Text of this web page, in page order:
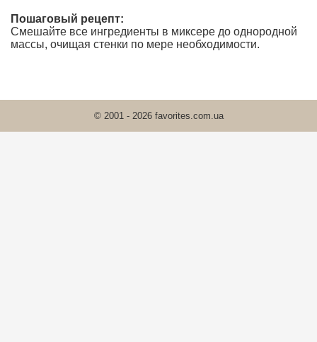
Пошаговый рецепт:
Смешайте все ингредиенты в миксере до однородной
массы, очищая стенки по мере необходимости.
© 2001 - 2026 favorites.com.ua